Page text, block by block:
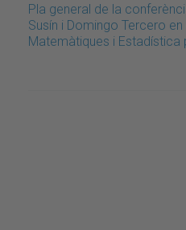
Pla general de la
Susín i Domingo Tercero
Matemàtiques i Estadística